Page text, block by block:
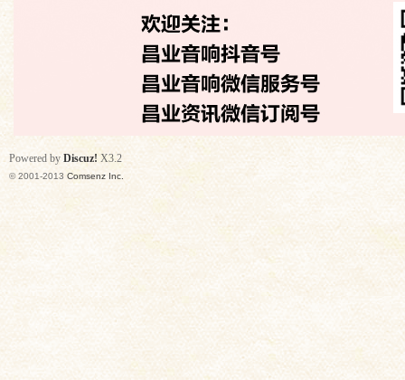
Powered by Discuz! X3.2
© 2001-2013 Comsenz Inc.